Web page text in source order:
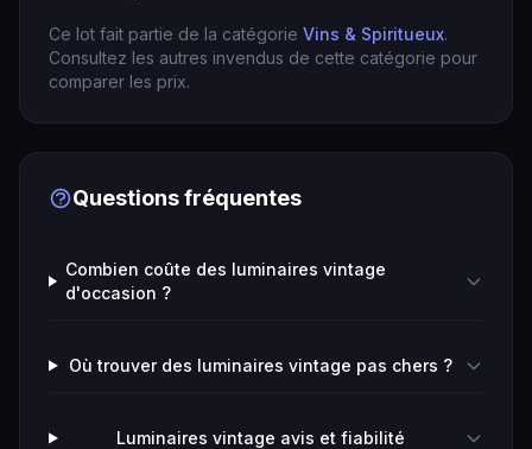
Ce lot fait partie de la catégorie Vins & Spiritueux.
Consultez les autres invendus de cette catégorie pour
comparer les prix.
Questions fréquentes
Combien coûte des luminaires vintage
d'occasion ?
Où trouver des luminaires vintage pas chers ?
Luminaires vintage avis et fiabilité